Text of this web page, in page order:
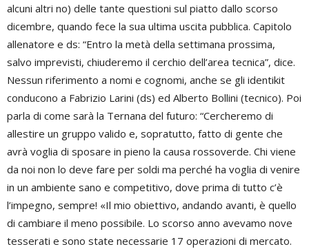
alcuni altri no) delle tante questioni sul piatto dallo scorso
dicembre, quando fece la sua ultima uscita pubblica. Capitolo
allenatore e ds: “Entro la metà della settimana prossima,
salvo imprevisti, chiuderemo il cerchio dell’area tecnica”, dice.
Nessun riferimento a nomi e cognomi, anche se gli identikit
conducono a Fabrizio Larini (ds) ed Alberto Bollini (tecnico). Poi
parla di come sarà la Ternana del futuro: “Cercheremo di
allestire un gruppo valido e, sopratutto, fatto di gente che
avrà voglia di sposare in pieno la causa rossoverde. Chi viene
da noi non lo deve fare per soldi ma perché ha voglia di venire
in un ambiente sano e competitivo, dove prima di tutto c’è
l’impegno, sempre! «Il mio obiettivo, andando avanti, è quello
di cambiare il meno possibile. Lo scorso anno avevamo nove
tesserati e sono state necessarie 17 operazioni di mercato.